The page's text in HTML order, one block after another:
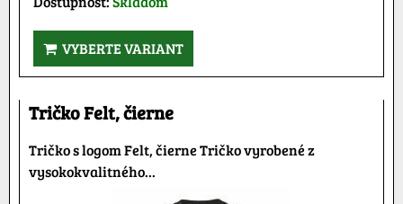
VYBERTE VARIANT
Tričko Felt, čierne
Tričko s logom Felt, čierne Tričko vyrobené z
vysokokvalitného...